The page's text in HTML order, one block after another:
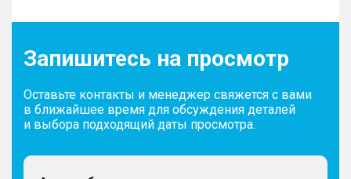
Запишитесь на просмотр
Оставьте контакты и менеджер свяжется с вами
в ближайшее время для обсуждения деталей
и выбора подходящий даты просмотра.